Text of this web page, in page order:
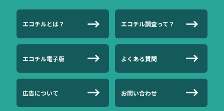
エコチルとは？ エコチル調査って？
エコチル電子版 よくある質問
広告について お問い合わせ